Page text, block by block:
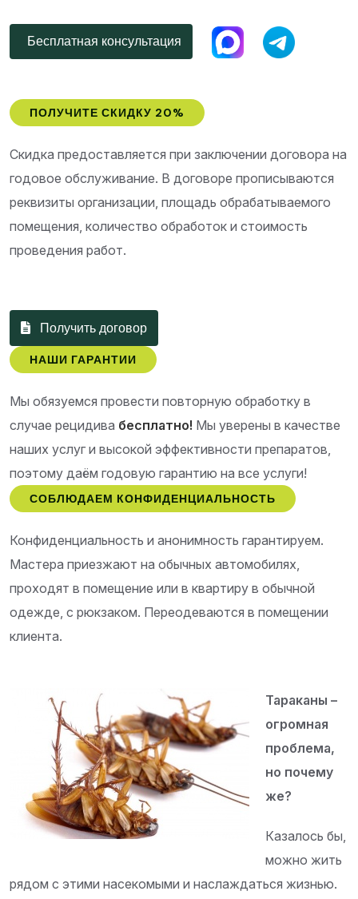
Бесплатная консультация
ПОЛУЧИТЕ СКИДКУ 20%
Скидка предоставляется при заключении договора на
годовое обслуживание. В договоре прописываются
реквизиты организации, площадь обрабатываемого
помещения, количество обработок и стоимость
проведения работ.
Получить договор
НАШИ ГАРАНТИИ
Мы обязуемся провести повторную обработку в
случае рецидива бесплатно! Мы уверены в качестве
наших услуг и высокой эффективности препаратов,
поэтому даём годовую гарантию на все услуги!
СОБЛЮДАЕМ КОНФИДЕНЦИАЛЬНОСТЬ
Конфиденциальность и анонимность гарантируем.
Мастера приезжают на обычных автомобилях,
проходят в помещение или в квартиру в обычной
одежде, с рюкзаком. Переодеваются в помещении
клиента.
Тараканы –
огромная
проблема,
но почему
же?
Казалось бы,
можно жить
рядом с этими насекомыми и наслаждаться жизнью.